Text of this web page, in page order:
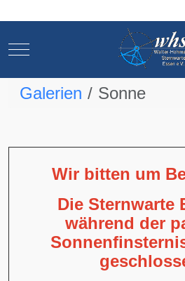
Mobile Menu Toggle
Galerien Sonne
Wir bitten um
Die Sternwarte
während der